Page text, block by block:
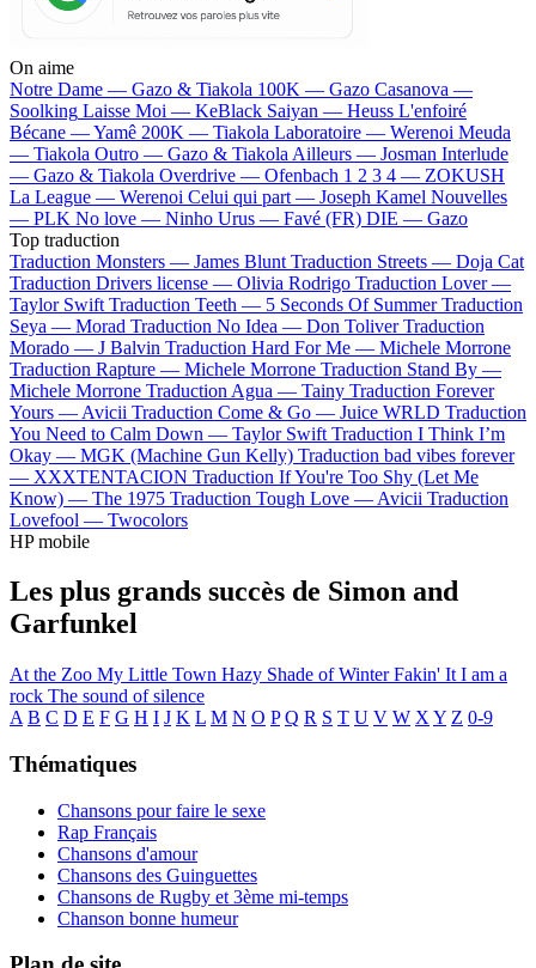
On aime
Notre Dame — Gazo & Tiakola 100K — Gazo Casanova —
Soolking Laisse Moi — KeBlack Saiyan — Heuss L'enfoiré
Bécane —Yamê 200K — Tiakola Laboratoire — Werenoi Meuda
— Tiakola Outro — Gazo & Tiakola Ailleurs — Josman Interlude
— Gazo & Tiakola Overdrive — Ofenbach 1 2 3 4 — ZOKUSH
La League — Werenoi Celui qui part — Joseph Kamel Nouvelles
— PLK No love — Ninho Urus — Favé (FR) DIE — Gazo
Top traduction
Traduction Monsters — James Blunt Traduction Streets — Doja Cat
Traduction Drivers license — Olivia Rodrigo Traduction Lover —
Taylor Swift Traduction Teeth — 5 Seconds Of Summer Traduction
Seya — Morad Traduction No Idea — Don Toliver Traduction
Morado — J Balvin Traduction Hard For Me — Michele Morrone
Traduction Rapture — Michele Morrone Traduction Stand By —
Michele Morrone Traduction Agua — Tainy Traduction Forever
Yours — Avicii Traduction Come & Go — Juice WRLD Traduction
You Need to Calm Down — Taylor Swift Traduction I Think I’m
Okay — MGK (Machine Gun Kelly) Traduction bad vibes forever
— XXXTENTACION Traduction If You're Too Shy (Let Me
Know) — The 1975 Traduction Tough Love — Avicii Traduction
Lovefool — Twocolors
HP mobile
Les plus grands succès de Simon and
Garfunkel
At the Zoo My Little Town Hazy Shade of WinterFakin' It I am a
rock The sound of silence
A B C D E F G H I J K L M N O P Q R S T U V W X Y Z 0-9
Thématiques
Chansons pour faire le sexe
Rap Français
Chansons d'amour
Chansons des Guinguettes
Chansons de Rugby et 3ème mi-temps
Chanson bonne humeur